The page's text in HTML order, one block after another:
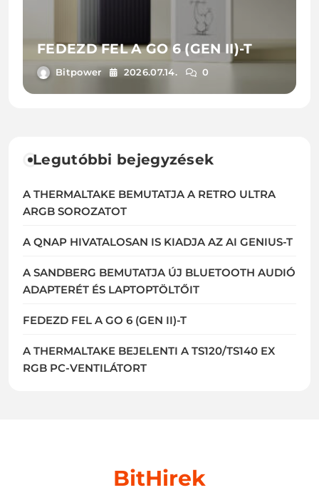
FEDEZD FEL A GO 6 (GEN II)-T
Bitpower 2026.07.14. 0
Legutóbbi bejegyzések
A THERMALTAKE BEMUTATJA A RETRO ULTRA
ARGB SOROZATOT
A QNAP HIVATALOSAN IS KIADJA AZ AI GENIUS-T
A SANDBERG BEMUTATJA ÚJ BLUETOOTH AUDIÓ
ADAPTERÉT ÉS LAPTOPTÖLTŐIT
FEDEZD FEL A GO 6 (GEN II)-T
A THERMALTAKE BEJELENTI A TS120/TS140 EX
RGB PC-VENTILÁTORT
BitHirek